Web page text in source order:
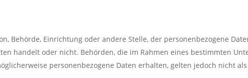
Behörde, Einrichtung oder andere Stelle, der personenbezogene
handelt oder nicht. Behörden, die im Rahmen eines bestimmten
personenbezogene Daten erhalten, gelten jedoch nicht